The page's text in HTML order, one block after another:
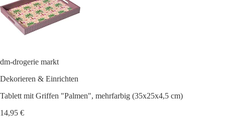
dm-drogerie markt
Dekorieren & Einrichten
Tablett mit Griffen "Palmen", mehrfarbig (35x25x4,5 cm)
14,95 €